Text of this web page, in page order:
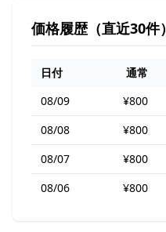
価格履歴（直近30件）
日付 通常
08/09
¥800
08/08
¥800
08/07
¥800
08/06
¥800